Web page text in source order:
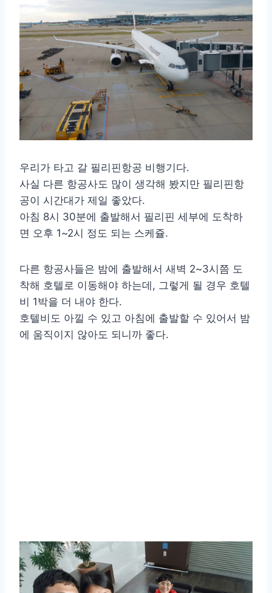
우리가 타고 갈 필리핀항공 비행기다.
사실 다른 항공사도 많이 생각해 봤지만 필리핀항
공이 시간대가 제일 좋았다.
아침 8시 30분에 출발해서 필리핀 세부에 도착하
면 오후 1~2시 정도 되는 스케쥴.
다른 항공사들은 밤에 출발해서 새벽 2~3시쯤 도
착해 호텔로 이동해야 하는데, 그렇게 될 경우 호텔
비 1박을 더 내야 한다.
호텔비도 아낄 수 있고 아침에 출발할 수 있어서 밤
에 움직이지 않아도 되니까 좋다.